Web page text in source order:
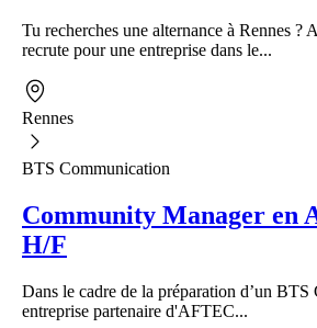
Tu recherches une alternance à Rennes ?
recrute pour une entreprise dans le...
Rennes
BTS Communication
Community Manager en
H/F
Dans le cadre de la préparation d’un
entreprise partenaire d'AFTEC...